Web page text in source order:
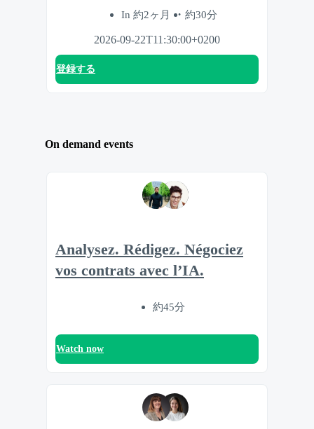
In 約2ヶ月 約30分
2026-09-22T11:30:00+0200
登録する
On demand events
Analysez. Rédigez. Négociez
vos contrats avec l’IA.
約45分
Watch now